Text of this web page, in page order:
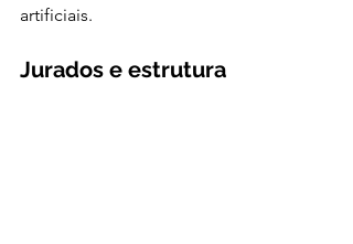
artificiais.
Jurados e estrutura